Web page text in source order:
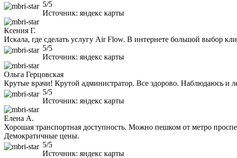
5/5
Источник: яндекс карты
Ксения Г.
Искала, где сделать услугу Air Flow. В интернете большой выбор
5/5
Источник: яндекс карты
Ольга Герцовская
Крутые врачи! Крутой администратор. Все здорово. Наблюдаюсь и
5/5
Источник: яндекс карты
Елена А.
Хорошая транспортная доступность. Можно пешком от метро
Демократичные цены.
5/5
Источник: яндекс карты